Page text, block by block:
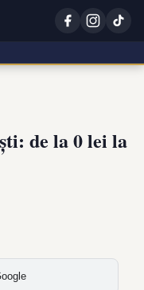
de la 0 lei la